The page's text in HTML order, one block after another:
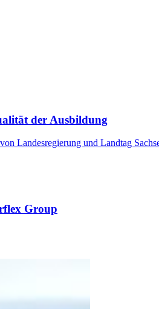
der Ausbildung
Landesregierung und Landtag
Group